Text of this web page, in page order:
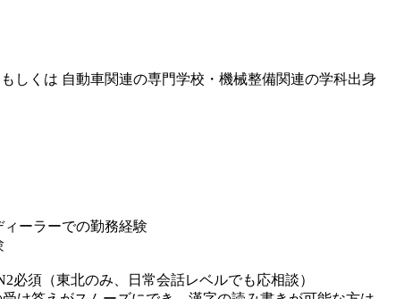
しくは 自動車関連の専門学校・機械整備関連の学科出身
ーラーでの勤務経験
必須（東北のみ、日常会話レベルでも応相談）